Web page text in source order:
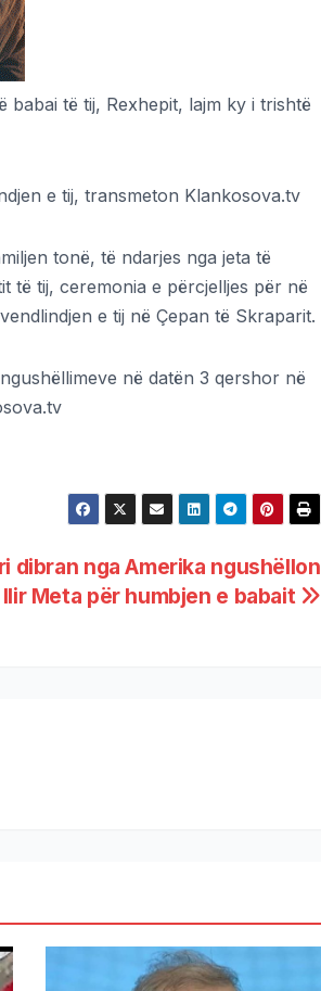
babai të tij, Rexhepit, lajm ky i trishtë
e tij, transmeton Klankosova.tv
tonë, të ndarjes nga jeta të
të tij, ceremonia e përcjelljes për në
e tij në Çepan të Skraparit.
në datën 3 qershor në
dibran nga Amerika ngushëllon
Meta për humbjen e babait